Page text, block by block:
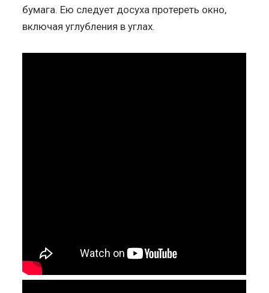
бумага. Ею следует досуха протереть окно,
включая углубления в углах.